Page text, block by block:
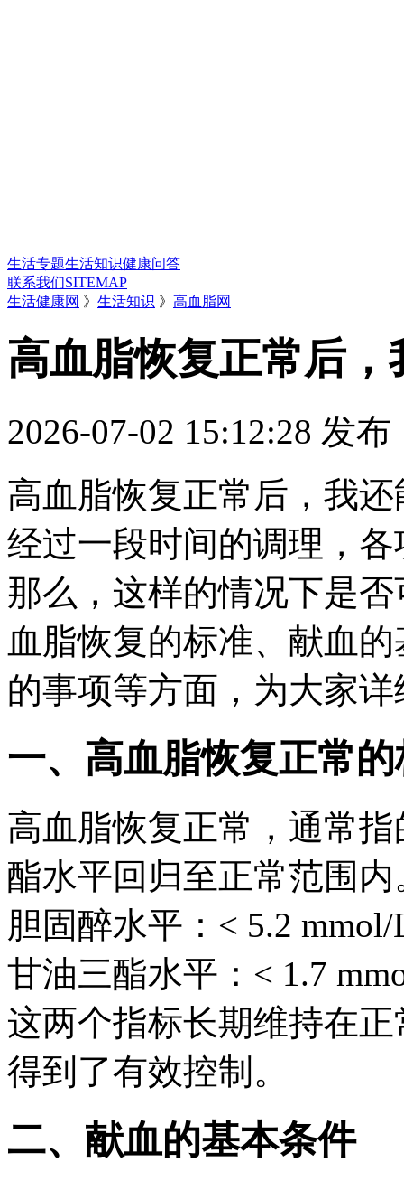
生活专题生活知识健康问答
联系我们SITEMAP
生活健康网 》 生活知识 》 高血脂网
高血脂恢复正常后
2026-07-02 15:12:28 发布
高血脂恢复正常后，我
经过一段时间的调理，
那么，这样的情况下是
血脂恢复的标准、献血
的事项等方面，为大家
一、高血脂恢复正常
高血脂恢复正常，通常
酯水平回归至正常范围内
胆固醉水平：< 5.2 mmol/
甘油三酯水平：< 1.7
这两个指标长期维持在
得到了有效控制。
二、献血的基本条件